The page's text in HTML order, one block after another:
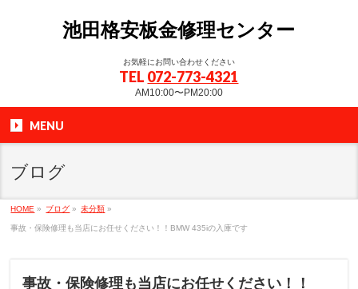
池田格安板金修理センター
お気軽にお問い合わせください
TEL 072-773-4321
AM10:00〜PM20:00
MENU
ブログ
HOME » ブログ » 未分類 »
事故・保険修理も当店にお任せください！！BMW 435iの入庫です
事故・保険修理も当店にお任せください！！